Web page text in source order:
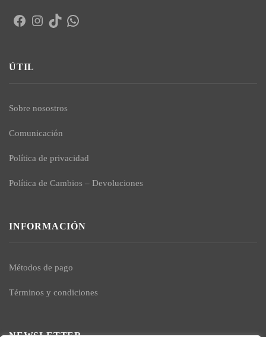
Facebook
Instagram
TikTokWhatsApp
ÚTIL
Sobre nosostros
Comunicación
Política de privacidad
Política de Cambios – Devoluciones
INFORMACIÓN
Métodos de pago
Términos y condiciones